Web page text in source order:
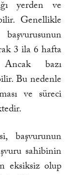
yerden ve
Genellikle
3 ila 6 hafta
Ancak bazı
Bu nedenle
ve süreci
başvurunun
sahibinin
eksiksiz olup